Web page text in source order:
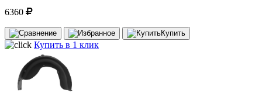
6360
Купить
Купить в 1 клик